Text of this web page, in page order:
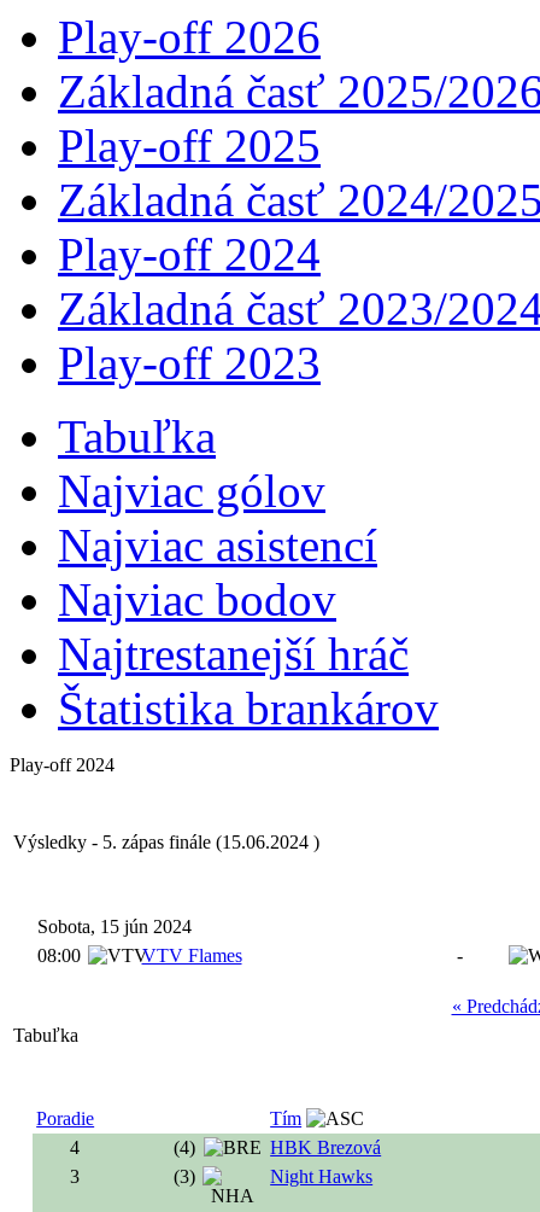
Play-off 2026
Základná časť 2025/
Play-off 2025
Základná časť 2024/
Play-off 2024
Základná časť 2023/
Play-off 2023
Tabuľka
Najviac gólov
Najviac asistencí­
Najviac bodov
Najtrestanejší hráč
Štatistika brankárov
Play-off 2024
Výsledky - 5. zápas finále (15.06.2024 )
Sobota, 15 jún 2024
08:00
VTV Flames -
«
Tabuľka
Poradie
Tím
4
(4)
HBK Brezová
3
(3) Night Hawks